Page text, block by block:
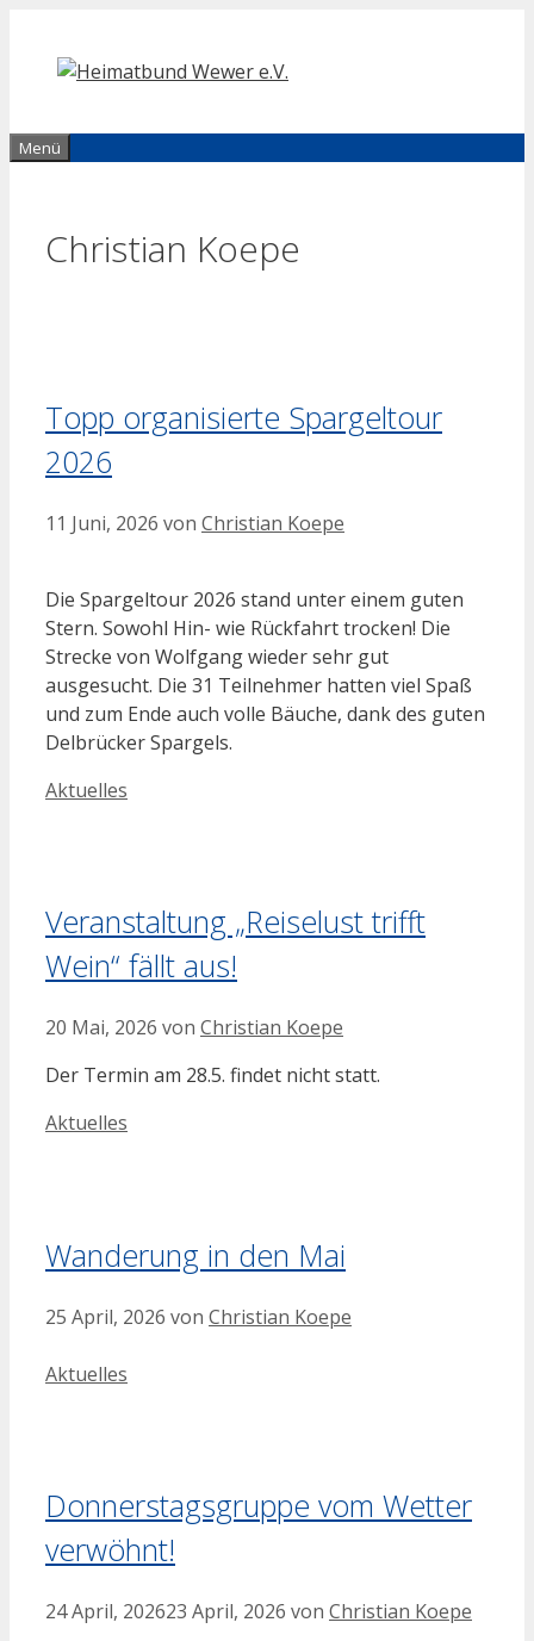
Inhalt
springen
Menü
Christian Koepe
Topp organisierte Spargeltour
2026
11 Juni, 2026 von Christian Koepe
Die Spargeltour 2026 stand unter einem guten
Stern. Sowohl Hin- wie Rückfahrt trocken! Die
Strecke von Wolfgang wieder sehr gut
ausgesucht. Die 31 Teilnehmer hatten viel Spaß
und zum Ende auch volle Bäuche, dank des guten
Delbrücker Spargels.
Kategorien
Aktuelles
Veranstaltung „Reiselust trifft
Wein“ fällt aus!
20 Mai, 2026 von Christian Koepe
Der Termin am 28.5. findet nicht statt.
Kategorien
Aktuelles
Wanderung in den Mai
25 April, 2026 von Christian Koepe
Kategorien
Aktuelles
Donnerstagsgruppe vom Wetter
verwöhnt!
24 April, 202623 April, 2026 von Christian Koepe